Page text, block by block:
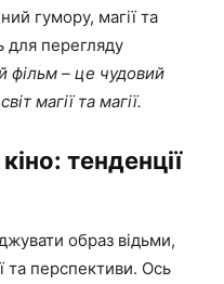
гумору, магії та
для перегляду
– це чудовий
магії та магії.
тенденції
образ відьми,
та перспективи. Ось